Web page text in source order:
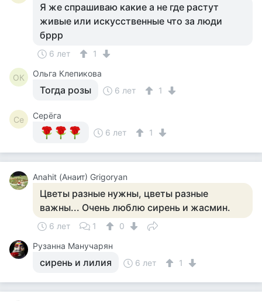
Я же спрашиваю какие а не где растут
живые или искусственные что за люди
бррр
6 лет 1
ОК Ольга Клепикова
Тогда розы 6 лет 1
Се
Серёга
6 лет
1
Anahit (Анаит) Grigoryan
Цветы разные нужны, цветы разные
важны... Очень люблю сирень и жасмин.
6 лет 1
0
Рузанна Манучарян
сирень и лилия 6 лет 1